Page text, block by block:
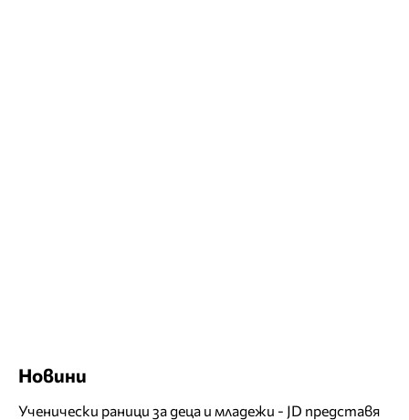
Новини
Ученически раници за деца и младежи - JD представя